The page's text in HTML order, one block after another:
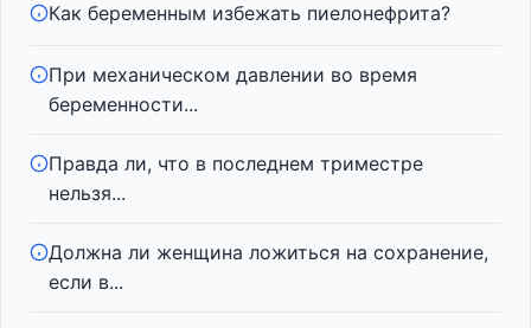
Как беременным избежать пиелонефрита?
При механическом давлении во время
беременности...
Правда ли, что в последнем триместре
нельзя...
Должна ли женщина ложиться на сохранение,
если в...